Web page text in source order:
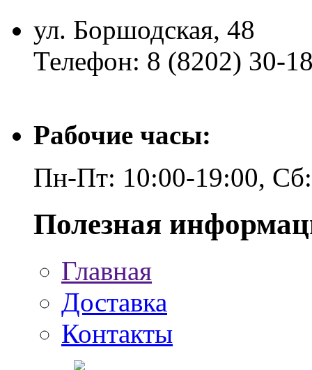
ул. Боршодская, 48
Телефон: 8 (8202) 30-
Рабочие часы:
Пн-Пт: 10:00-19:00,
Полезная
Главная
Доставка
Контакты